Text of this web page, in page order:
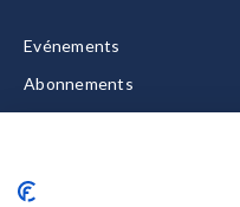
Evénements
Abonnements
Nous contacter